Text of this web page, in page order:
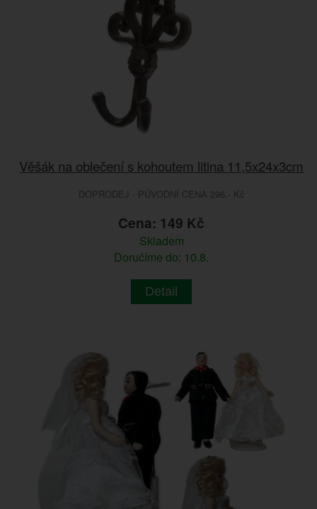
Věšák na oblečení s kohoutem litina 11,5x24x3cm
DOPRODEJ - PŮVODNÍ CENA 296.- Kč
Cena: 149 Kč
Skladem
Doručíme do: 10.8.
Detail